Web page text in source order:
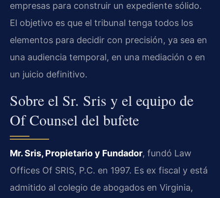
empresas para construir un expediente sólido.
El objetivo es que el tribunal tenga todos los
elementos para decidir con precisión, ya sea en
una audiencia temporal, en una mediación o en
un juicio definitivo.
Sobre el Sr. Sris y el equipo de
Of Counsel del bufete
Mr. Sris, Propietario y Fundador, fundó Law
Offices Of SRIS, P.C. en 1997. Es ex fiscal y está
admitido al colegio de abogados en Virginia,